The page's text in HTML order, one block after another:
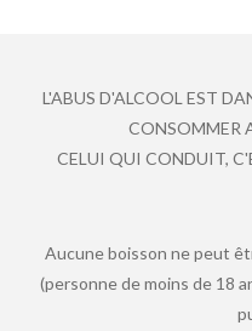
L'ABUS D'ALCOOL EST
CONSOMMER
CELUI QUI CONDUIT,
Aucune boisson ne peut
(personne de moins de 18